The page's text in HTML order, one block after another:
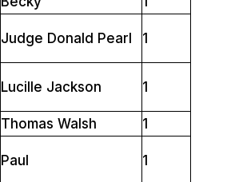
Judge Donald Pearl 1
Lucille Jackson 1
Thomas Walsh
1
Paul 1